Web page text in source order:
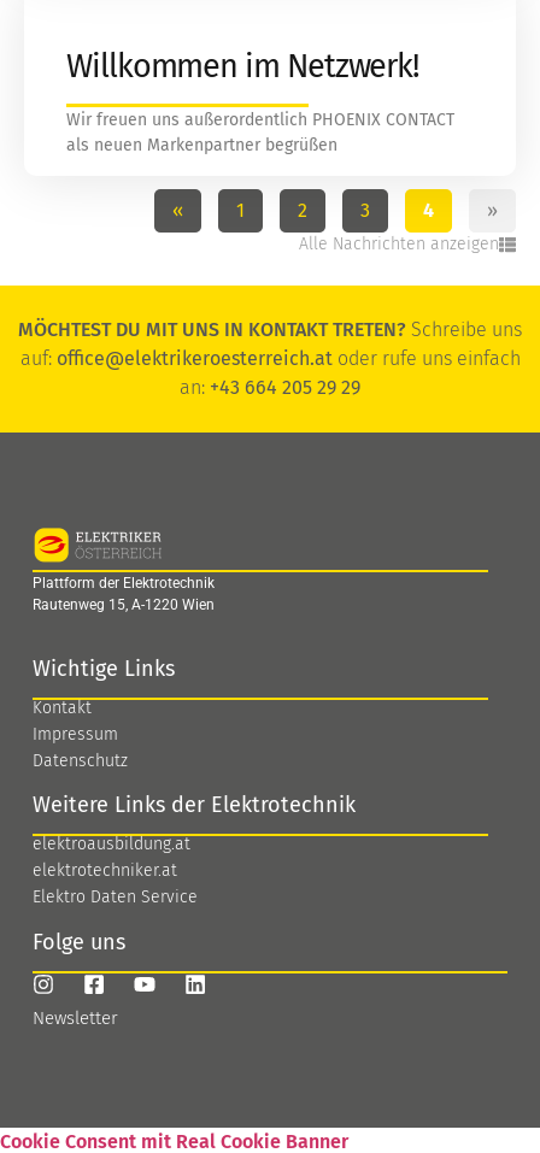
Willkommen im Netzwerk!
Wir freuen uns außerordentlich PHOENIX CONTACT
als neuen Markenpartner begrüßen
« 1 2 3 4 »
Alle Nachrichten anzeigen
MÖCHTEST DU MIT UNS IN KONTAKT TRETEN? Schreibe uns
auf: office@elektrikeroesterreich.atoder rufe uns einfach
an: +43 664 205 29 29
Plattform der Elektrotechnik
Rautenweg 15, A-1220 Wien
Wichtige Links
Kontakt
Impressum
Datenschutz
Weitere Links der Elektrotechnik
elektroausbildung.at
elektrotechniker.at
Elektro Daten Service
Folge uns
Newsletter
Cookie Consent mit Real Cookie Banner